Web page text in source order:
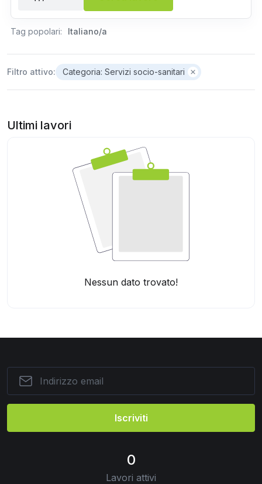
Tag popolari: Italiano/a
Filtro attivo: Categoria: Servizi socio-sanitari
Ultimi lavori
Nessun dato trovato!
Iscriviti
0
Lavori attivi